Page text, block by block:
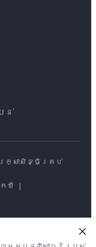
ន់
រក្សាសិទ្ធិគ្រប់
កឃី
|